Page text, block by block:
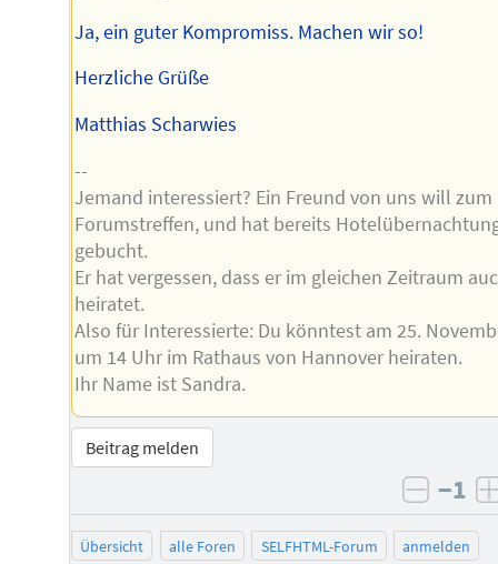
Ja, ein guter Kompromiss. Machen wir so!
Herzliche Grüße
Matthias Scharwies
--
Jemand interessiert? Ein Freund von uns will zum
Forumstreffen, und hat bereits
gebucht.
Er hat vergessen, dass er im gleichen Zeitraum
heiratet.
Also für Interessierte: Du könntest am 25.
um 14 Uhr im Rathaus von Hannover heiraten.
Ihr Name ist Sandra.
Beitrag melden
−1
Übersicht alle Foren SELFHTML-Forum anmelden